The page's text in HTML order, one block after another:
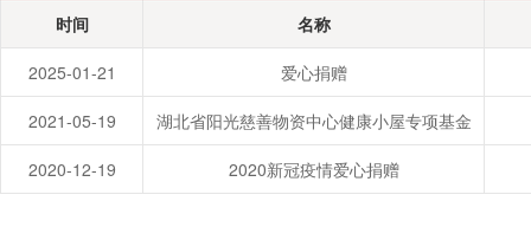
时间 名称
2025-01-21 爱心捐赠
2021-05-19 湖北省阳光慈善物资中心健康小屋专项基金
2020-12-19 2020新冠疫情爱心捐赠